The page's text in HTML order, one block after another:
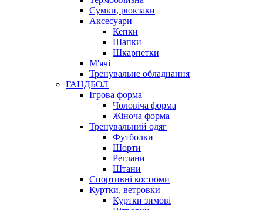
Сумки, рюкзаки
Аксесуари
Кепки
Шапки
Шкарпетки
М'ячі
Тренувальне обладнання
ГАНДБОЛ
Ігрова форма
Чоловіча форма
Жіноча форма
Тренувальний одяг
Футболки
Шорти
Реглани
Штани
Спортивні костюми
Куртки, ветровки
Куртки зимові